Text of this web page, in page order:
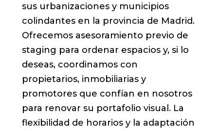
sus urbanizaciones y municipios
colindantes en la provincia de Madrid.
Ofrecemos asesoramiento previo de
staging para ordenar espacios y, si lo
deseas, coordinamos con
propietarios, inmobiliarias y
promotores que confían en nosotros
para renovar su portafolio visual. La
flexibilidad de horarios y la adaptación